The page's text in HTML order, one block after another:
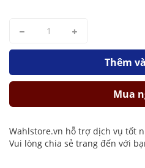
Thêm
Mua
Wahlstore.vn hỗ trợ dịch vụ tốt
Vui lòng chia sẻ trang đến với